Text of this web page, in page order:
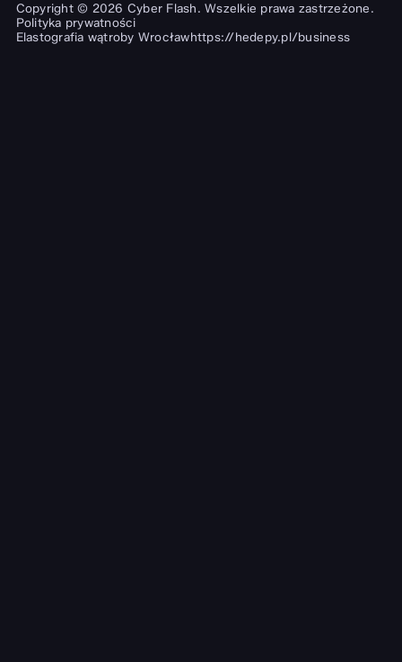
Copyright © 2026 Cyber Flash. Wszelkie prawa zastrzeżone.
Polityka prywatności
Elastografia wątroby Wrocławhttps://hedepy.pl/business